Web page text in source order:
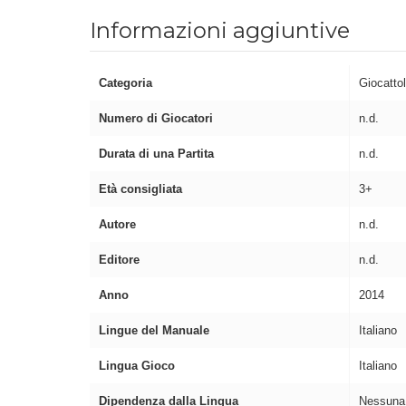
Informazioni aggiuntive
Categoria
Numero di Giocatori n.d.
Durata di una Partita n.d.
Età consigliata 3+
Autore n.d.
Editore n.d.
Anno 2014
Lingue del Manuale Italiano
Lingua Gioco Italiano
Dipendenza dalla Lingua Nessuna